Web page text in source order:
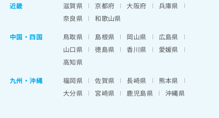
近畿
滋賀県 京都府 大阪府
兵庫県
奈良県
和歌山県
中国・四国
鳥取県 島根県 岡山県
広島県
山口県
徳島県 香川県
愛媛県
高知県
九州・沖縄
福岡県 佐賀県 長崎県
熊本県
大分県
宮崎県 鹿児島県 沖縄県